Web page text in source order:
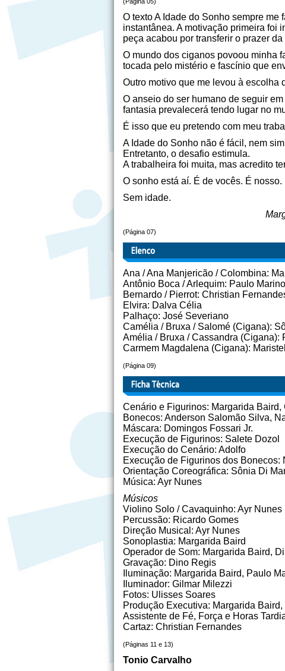
O texto A Idade do Sonho sempre
instantânea. A motivação primeira foi
peça acabou por transferir o prazer
O mundo dos ciganos povoou minha
tocada pelo mistério e fascínio que
Outro motivo que me levou à escolha
O anseio do ser humano de seguir
fantasia prevalecerá tendo lugar no
É isso que eu pretendo com meu
A Idade do Sonho não é fácil, nem
Entretanto, o desafio estimula.
A trabalheira foi muita, mas acredito
O sonho está aí. É de vocês. É nosso.
Sem idade.
(Página 07)
Ana / Ana Manjericão / Colombina:
Antônio Boca / Arlequim: Paulo Marino
Bernardo / Pierrot: Christian
Elvira: Dalva Célia
Palhaço: José Severiano
Camélia / Bruxa / Salomé (Cigana):
Amélia / Bruxa / Cassandra (Cigana):
Carmem Magdalena (Cigana):
(Página 09)
Cenário e Figurinos: Margarida
Bonecos: Anderson Salomão Silva,
Máscara: Domingos Fossari Jr.
Execução de Figurinos: Salete Dozol
Execução do Cenário: Adolfo
Execução de Figurinos dos Bonecos:
Orientação Coreográfica: Sônia Di
Música: Ayr Nunes
Músicos
Violino Solo / Cavaquinho: Ayr Nunes
Percussão: Ricardo Gomes
Direção Musical: Ayr Nunes
Sonoplastia: Margarida Baird
Operador de Som: Margarida Baird,
Gravação: Dino Regis
Iluminação: Margarida Baird, Paulo
Iluminador: Gilmar Milezzi
Fotos: Ulisses Soares
Produção Executiva: Margarida
Assistente de Fé, Força e Horas
Cartaz: Christian Fernandes
(Páginas 11 e 13)
Tonio Carvalho